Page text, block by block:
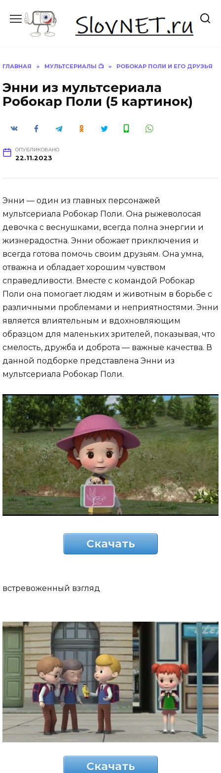
содержанию
ГЛАВНАЯ » МУЛЬТСЕРИАЛЫ 📺 » РОБОКАР ПОЛИ И ЕГО ДРУЗЬЯ
Энни из мультсериала
Робокар Поли (5 картинок)
ОПУБЛИКОВАНО
22.11.2023
Энни — один из главных персонажей
мультсериала Робокар Поли. Она рыжеволосая
девочка с веснушками, всегда полна энергии и
жизнерадостна. Энни обожает приключения и
всегда готова помочь своим друзьям. Она умна,
отважна и обладает хорошим чувством
справедливости. Вместе с командой Робокар
Поли она помогает людям и животным в борьбе с
различными проблемами и неприятностями. Энни
является влиятельным и вдохновляющим
образцом для маленьких зрителей, показывая, что
смелость, дружба и доброта — важные качества. В
данной подборке представлена Энни из
мультсериала Робокар Поли.
Скачать
встревоженный взгляд
Скачать